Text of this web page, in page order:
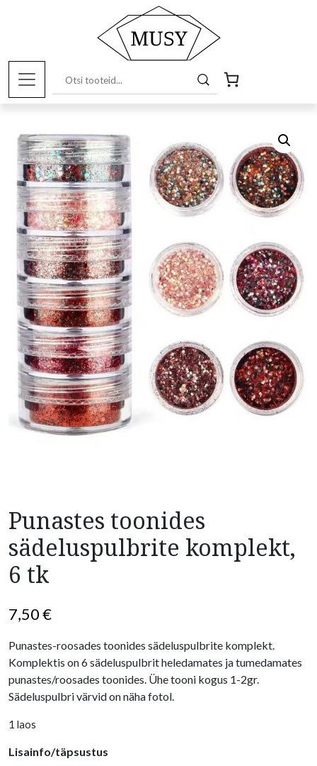
Kunstitarbed e-pood/Värvid ja
/ Punastes toonides sädeluspulbrite komplekt, 6 tk
Punastes toonides
sädeluspulbrite komplekt,
6 tk
7,50€
Punastes-roosades toonides sädeluspulbrite komplekt.
Komplektis on 6 sädeluspulbrit heledamates ja tumedamates
punastes/roosades toonides. Ühe tooni kogus 1-2gr.
Sädeluspulbri värvid on näha fotol.
1 laos
Lisainfo/täpsustus